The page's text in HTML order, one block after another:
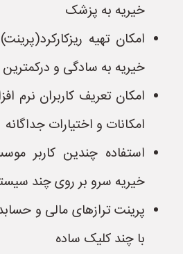
خیریه به پزشک
امکان تهیه
خیریه به سادگی و درکمترین
امکان تعریف کاربران نرم
امکانات و اختیارات جداگانه
استفاده چندین کاربر
خیریه سرو بر روی چند
پرینت ترازهای مالی و
با چند کلیک ساده